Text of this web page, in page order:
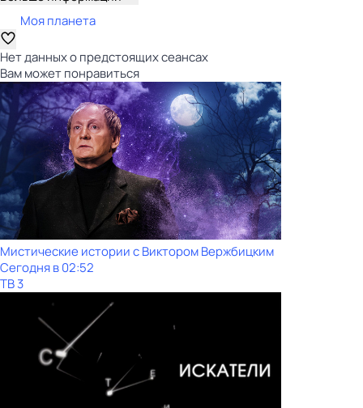
Моя планета
Нет данных о предстоящих сеансах
Вам может понравиться
Мистические истории с Виктoром Bержбицким
Сегодня в 02:52
ТВ 3